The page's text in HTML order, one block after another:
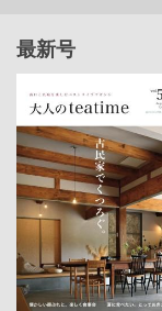
最新号